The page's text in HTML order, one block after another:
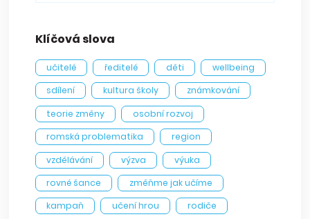
Klíčová slova
učitelé ředitelé děti
wellbeing
sdílení
kultura školy
známkování
teorie změny
osobní rozvoj
romská problematika
region
vzdělávání
výzva
výuka
rovné šance
změňme jak učíme
kampaň
učení hrou
rodiče